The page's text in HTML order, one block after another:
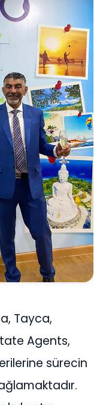
Tayca,
Agents,
sürecin